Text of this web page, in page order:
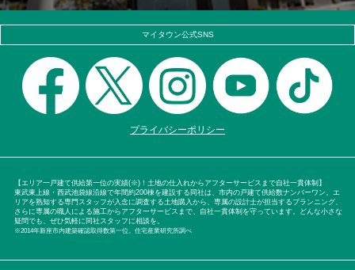
マイタウン公式SNS
プライバシーポリシー
【エリア一戸建て供給第一位の実績(※)！土地の仕入れからアフターサービスまで自社一貫体制】
東武東上線・西武池袋線沿線で年間約200棟を建設する同社は、市内の戸建て供給数ナンバーワン。エ
リアを熟知する専門スタッフが入念に調査する土地購入から、専属の設計士が担当するプランニング、
さらに専属の職人による施工からアフターサービスまで、自社一貫体制を守っています。どんな小さな
疑問でも、ぜひ気軽に同社スタッフに相談を。
※2014年新座市内建築確認取得数第一位。住宅産業研究所調べ